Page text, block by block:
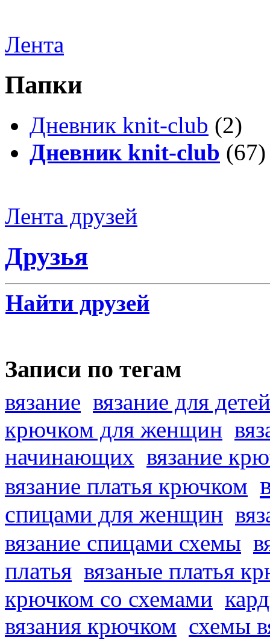
Лента
Папки
Дневник knit-club (2)
Дневник knit-club (67)
Лента друзей
Друзья
Найти друзей
Записи по тегам
вязание вязание для детей
крючком для женщин
начинающих вязание
вязание платья крючком
спицами для женщин
вязание спицами схемы
платья вязаные платья
крючком со схемами
вязания крючком схемы